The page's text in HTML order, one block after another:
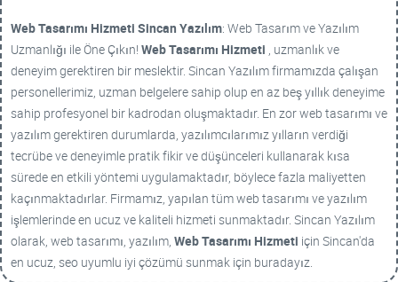
Web Tasarımı Hizmeti Sincan Yazılım: Web Tasarım ve Yazılım
Uzmanlığı ile Öne Çıkın! Web Tasarımı Hizmeti , uzmanlık ve
deneyim gerektiren bir meslektir. Sincan Yazılım firmamızda çalışan
personellerimiz, uzman belgelere sahip olup en az beş yıllık deneyime
sahip profesyonel bir kadrodan oluşmaktadır. En zor web tasarımı ve
yazılım gerektiren durumlarda, yazılımcılarımız yılların verdiği
tecrübe ve deneyimle pratik fikir ve düşünceleri kullanarak kısa
sürede en etkili yöntemi uygulamaktadır, böylece fazla maliyetten
kaçınmaktadırlar. Firmamız, yapılan tüm web tasarımı ve yazılım
işlemlerinde en ucuz ve kaliteli hizmeti sunmaktadır. Sincan Yazılım
olarak, web tasarımı, yazılım, Web Tasarımı Hizmeti için Sincan'da
en ucuz, seo uyumlu iyi çözümü sunmak için buradayız.